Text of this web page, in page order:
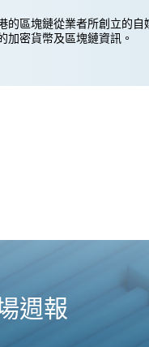
的區塊鏈從業者所創立的自
加密貨幣及區塊鏈資訊。
週報